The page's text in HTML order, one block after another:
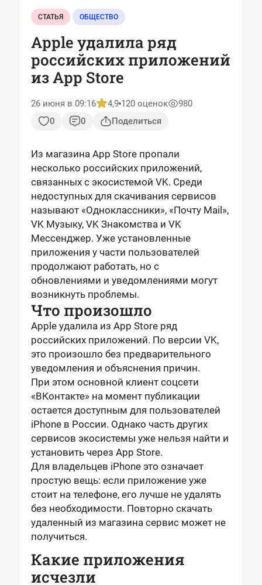
СТАТЬЯ ОБЩЕСТВО
Apple удалила ряд
российских приложений
из App Store
26 июня в 09:16 4,9 120 оценок
980
0
0 Поделиться
Из магазина App Store пропали
несколько российских приложений,
связанных с экосистемой VK. Среди
недоступных для скачивания сервисов
называют «Одноклассники», «Почту Mail»,
VK Музыку, VK Знакомства и VK
Мессенджер. Уже установленные
приложения у части пользователей
продолжают работать, но с
обновлениями и уведомлениями могут
возникнуть проблемы.
Что произошло
Apple удалила из App Store ряд
российских приложений. По версии VK,
это произошло без предварительного
уведомления и объяснения причин.
При этом основной клиент соцсети
«ВКонтакте» на момент публикации
остается доступным для пользователей
iPhone в России. Однако часть других
сервисов экосистемы уже нельзя найти и
установить через App Store.
Для владельцев iPhone это означает
простую вещь: если приложение уже
стоит на телефоне, его лучше не удалять
без необходимости. Повторно скачать
удаленный из магазина сервис может не
получиться.
Какие приложения
исчезли